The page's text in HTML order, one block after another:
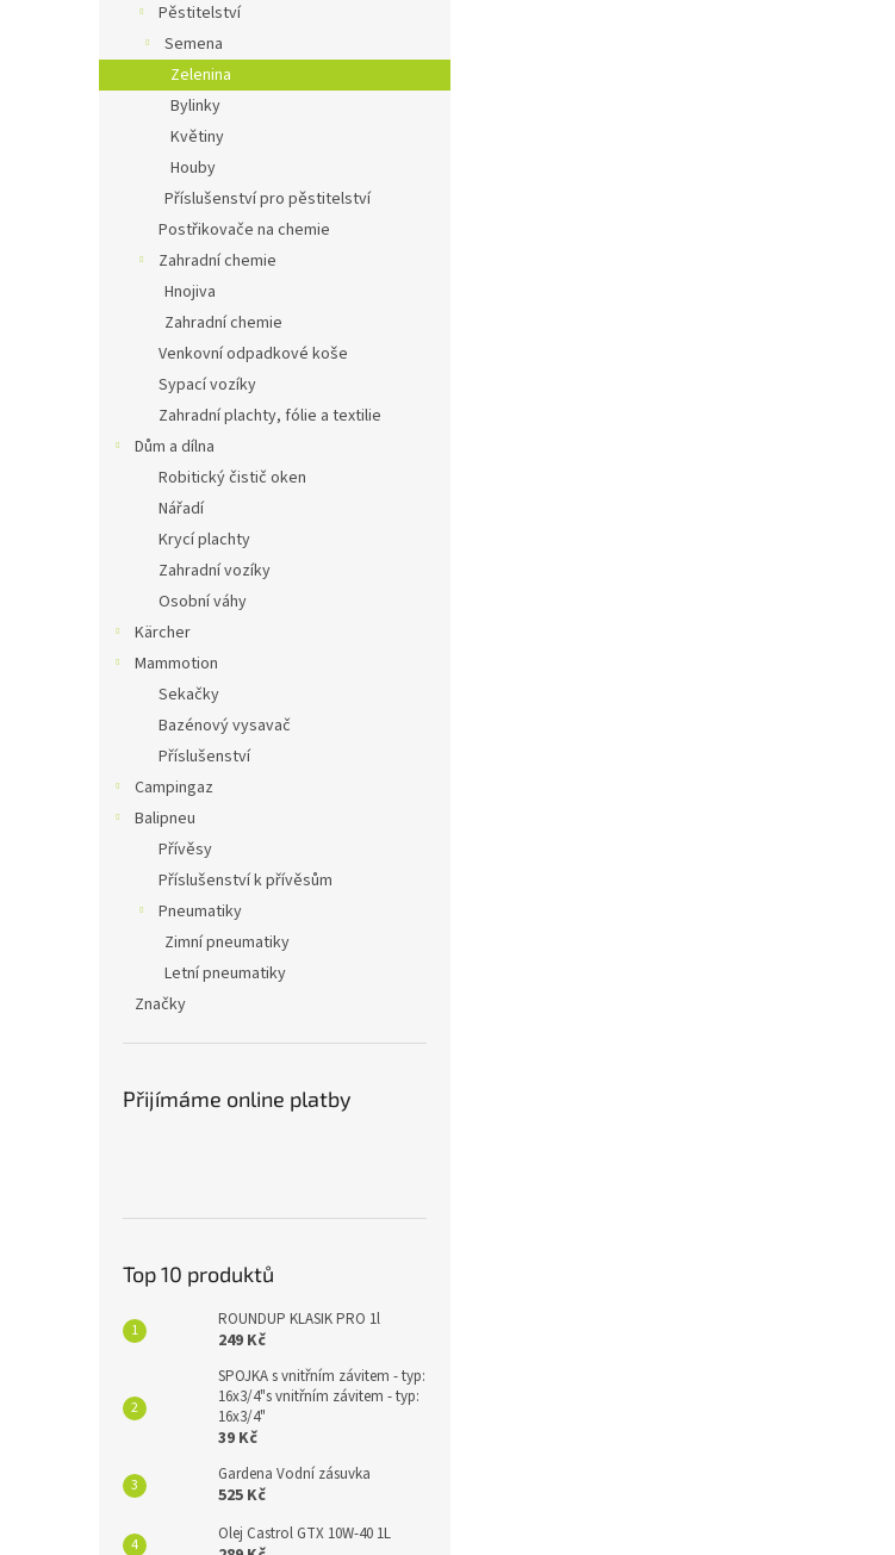
Pěstitelství
Semena
Zelenina
Bylinky
Květiny
Houby
Příslušenství pro pěstitelství
Postřikovače na chemie
Zahradní chemie
Hnojiva
Zahradní chemie
Venkovní odpadkové koše
Sypací vozíky
Zahradní plachty, fólie a textilie
Dům a dílna
Robitický čistič oken
Nářadí
Krycí plachty
Zahradní vozíky
Osobní váhy
Kärcher
Mammotion
Sekačky
Bazénový vysavač
Příslušenství
Campingaz
Balipneu
Přívěsy
Příslušenství k přívěsům
Pneumatiky
Zimní pneumatiky
Letní pneumatiky
Značky
Přijímáme online platby
Top 10 produktů
ROUNDUP KLASIK PRO 1l
249 Kč
SPOJKA s vnitřním závitem - typ:
16x3/4"s vnitřním závitem - typ:
16x3/4"
39 Kč
Gardena Vodní zásuvka
525 Kč
Olej Castrol GTX 10W-40 1L